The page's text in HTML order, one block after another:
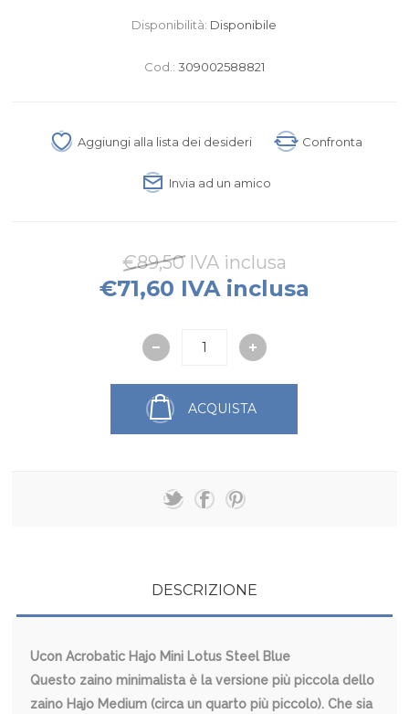
Disponibilità: Disponibile
Cod.: 309002588821
Aggiungi alla lista dei desideri Confronta
Invia ad un amico
€89,50 IVA inclusa
€71,60 IVA inclusa
ACQUISTA
DESCRIZIONE
Ucon Acrobatic Hajo Mini Lotus Steel Blue
Questo zaino minimalista è la versione più piccola dello
zaino Hajo Medium (circa un quarto più piccolo). Che sia